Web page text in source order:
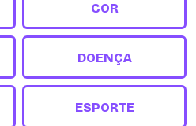
COR
DOENÇA
ESPORTE